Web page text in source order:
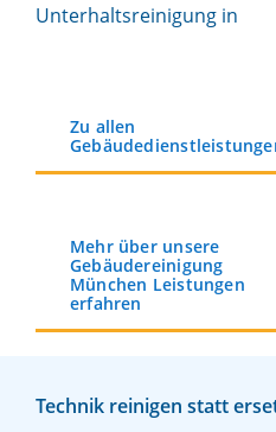
Unterhaltsreinigung in
Zu allen
Mehr über unsere
Gebäudereinigung
München Leistungen
erfahren
Technik reinigen statt